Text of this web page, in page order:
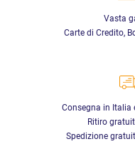
Vasta
Carte di Credito,
Consegna in
Ritiro
Spedizione